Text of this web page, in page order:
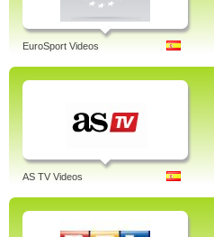
EuroSport Videos
AS TV Videos